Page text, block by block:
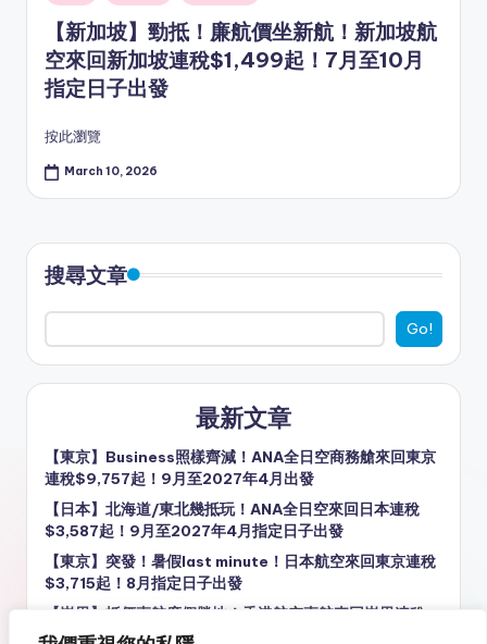
in
【新加坡】勁抵！廉航價坐新航！新加坡航
空來回新加坡連稅$1,499起！7月至10月
指定日子出發
按此瀏覽
March 10, 2026
搜尋文章
Go!
最新文章
【東京】Business照樣齊減！ANA全日空商務艙來回東京
連稅$9,757起！9月至2027年4月出發
【日本】北海道/東北幾抵玩！ANA全日空來回日本連稅
$3,587起！9月至2027年4月指定日子出發
【東京】突發！暑假last minute！日本航空來回東京連稅
$3,715起！8月指定日子出發
【峇里】抵價直航度假勝地！香港航空直航來回峇里連稅
$2,531起！10月至12月指定日子出發